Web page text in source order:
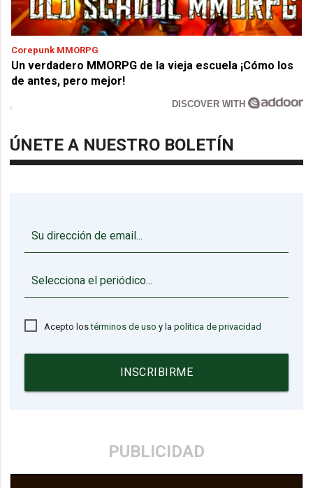
Corepunk MMORPG
Un verdadero MMORPG de la vieja escuela ¡Cómo los
de antes, pero mejor!
DISCOVER WITH
ÚNETE A NUESTRO BOLETÍN
Acepto lostérminos de uso y lapolítica de privacidad
INSCRIBIRME
PUBLICIDAD